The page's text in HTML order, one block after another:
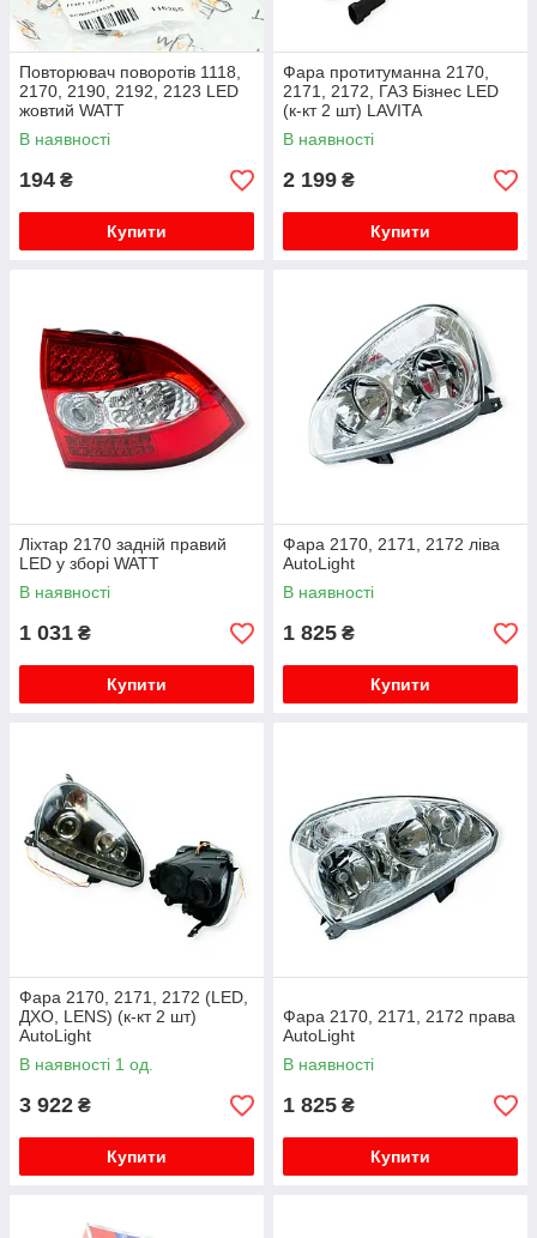
Повторювач поворотів 1118,
2170, 2190, 2192, 2123 LED
жовтий WATT
В наявності
194 ₴
Купити
Фара протитуманна 2170,
2171, 2172, ГАЗ Бізнес LED
(к-кт 2 шт) LAVITA
В наявності
2 199 ₴
Купити
Ліхтар 2170 задній правий
LED у зборі WATT
В наявності
1 031 ₴
Купити
Фара 2170, 2171, 2172 ліва
AutoLight
В наявності
1 825 ₴
Купити
Фара 2170, 2171, 2172 (LED,
ДХО, LENS) (к-кт 2 шт)
AutoLight
В наявності 1 од.
3 922 ₴
Купити
Фара 2170, 2171, 2172 права
AutoLight
В наявності
1 825 ₴
Купити